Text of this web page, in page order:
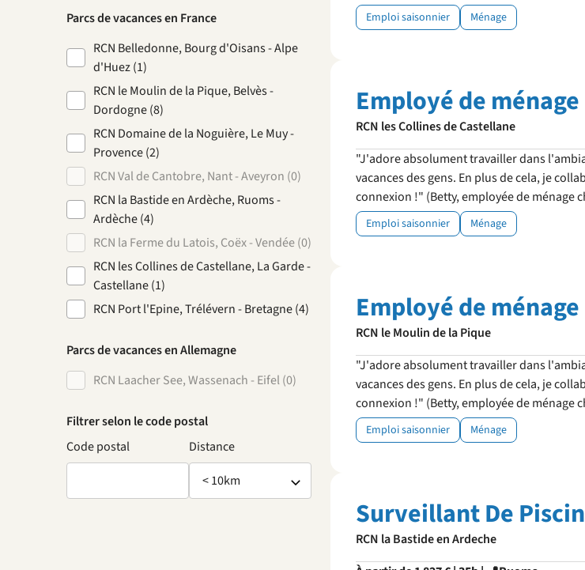
Parcs de vacances en France
RCN Belledonne, Bourg d'Oisans - Alpe
d'Huez (1)
RCN le Moulin de la Pique, Belvès -
Dordogne (8)
RCN Domaine de la Noguière, Le Muy -
Provence (2)
RCN Val de Cantobre, Nant - Aveyron (0)
RCN la Bastide en Ardèche, Ruoms -
Ardèche (4)
RCN la Ferme du Latois, Coëx - Vendée (0)
RCN les Collines de Castellane, La Garde -
Castellane (1)
RCN Port l'Epine, Trélévern - Bretagne (4)
Parcs de vacances en Allemagne
RCN Laacher See, Wassenach - Eifel (0)
Filtrer selon le code postal
Code postal
Distance
Emploi saisonnier Ménage
Employé de
RCN les Collines de Castellane
"J'adore absolument travailler dans
vacances des gens. En plus de cela, je
connexion !" (Betty, employée de ménage
Emploi saisonnier Ménage
Employé de
RCN le Moulin de la Pique
"J'adore absolument travailler dans
vacances des gens. En plus de cela, je
connexion !" (Betty, employée de ménage
Emploi saisonnier Ménage
Surveillant De
RCN la Bastide en Ardeche